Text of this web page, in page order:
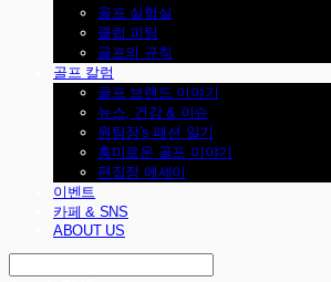
골프 실험실
클럽 피팅
골프의 규칙
골프 칼럼
골프 브랜드 이야기
뉴스, 건강 & 이슈
원팀장's 패션 일기
흥미로운 골프 이야기
편집장 에세이
이벤트
카페 & SNS
ABOUT US